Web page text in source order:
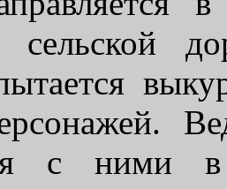
сельской
с ними